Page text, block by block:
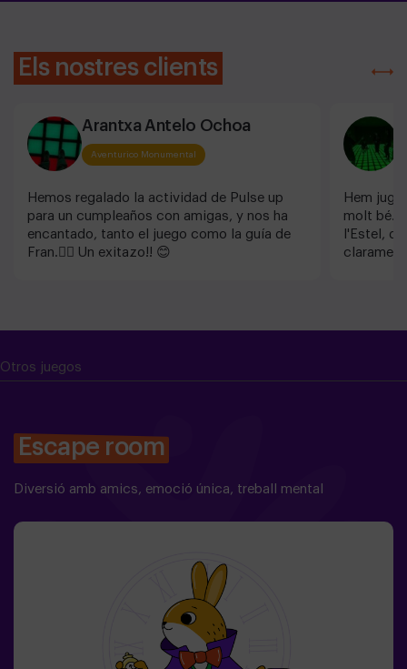
Els nostres clients
Arantxa Antelo Ochoa
Aventurico Monumental
Hemos regalado la actividad de Pulse up
para un cumpleaños con amigas, y nos ha
encantado, tanto el juego como la guía de
Fran.👌🏽 Un exitazo!! 😊
Hem
molt bé.
l'Estel,
Otros juegos
Escape room
Diversió amb amics, emoció única, treball mental